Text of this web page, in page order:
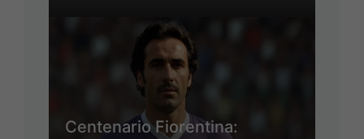
Centenario Fiorentina: